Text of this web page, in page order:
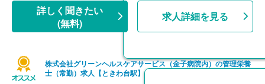
詳しく聞きたい
(無料)
求人詳細を見る
株式会社グリーンヘルスケアサービス（金子病院内）の管理栄養
士（常勤）求人【ときわ台駅】